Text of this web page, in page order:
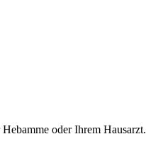
oder Ihrem Hausarzt.